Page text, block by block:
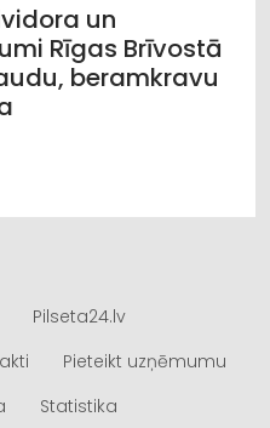
un
Rīgas Brīvostā
beramkravu
Pilseta24.lv
Pieteikt uzņēmumu
Statistika